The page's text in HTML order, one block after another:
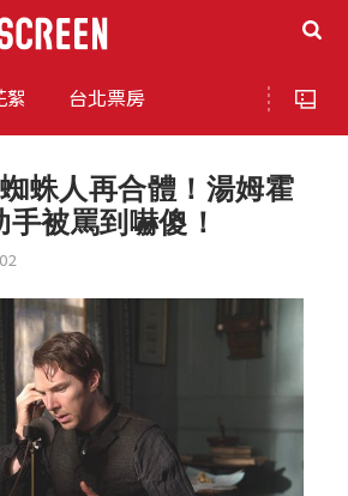
絮 台北票房
蛛人再合體！湯姆霍
被罵到嚇傻！